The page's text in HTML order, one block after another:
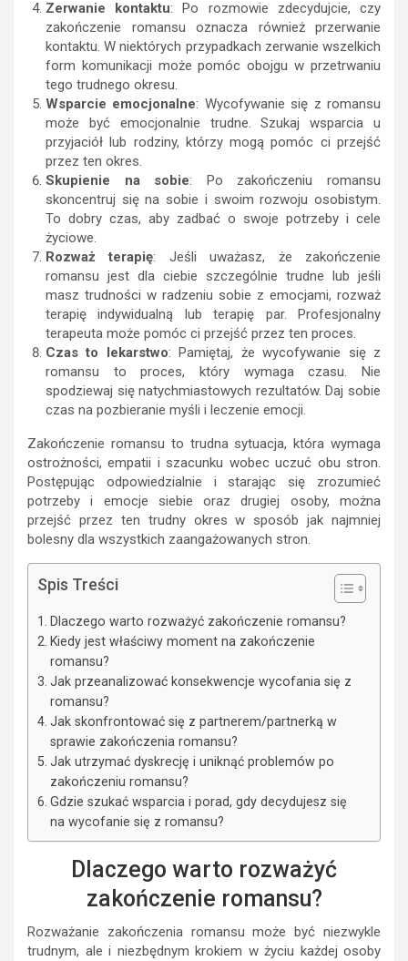
Zerwanie kontaktu: Po rozmowie zdecydujcie, czy
zakończenie romansu oznacza również przerwanie
kontaktu. W niektórych przypadkach zerwanie wszelkich
form komunikacji może pomóc obojgu w przetrwaniu
tego trudnego okresu.
Wsparcie emocjonalne: Wycofywanie się z romansu
może być emocjonalnie trudne. Szukaj wsparcia u
przyjaciół lub rodziny, którzy mogą pomóc ci przejść
przez ten okres.
Skupienie na sobie: Po zakończeniu romansu
skoncentruj się na sobie i swoim rozwoju osobistym.
To dobry czas, aby zadbać o swoje potrzeby i cele
życiowe.
Rozważ terapię: Jeśli uważasz, że zakończenie
romansu jest dla ciebie szczególnie trudne lub jeśli
masz trudności w radzeniu sobie z emocjami, rozważ
terapię indywidualną lub terapię par. Profesjonalny
terapeuta może pomóc ci przejść przez ten proces.
Czas to lekarstwo: Pamiętaj, że wycofywanie się z
romansu to proces, który wymaga czasu. Nie
spodziewaj się natychmiastowych rezultatów. Daj sobie
czas na pozbieranie myśli i leczenie emocji.
Zakończenie romansu to trudna sytuacja, która wymaga
ostrożności, empatii i szacunku wobec uczuć obu stron.
Postępując odpowiedzialnie i starając się zrozumieć
potrzeby i emocje siebie oraz drugiej osoby, można
przejść przez ten trudny okres w sposób jak najmniej
bolesny dla wszystkich zaangażowanych stron.
Spis Treści
Dlaczego warto rozważyć zakończenie romansu?
Kiedy jest właściwy moment na zakończenie
romansu?
Jak przeanalizować konsekwencje wycofania się z
romansu?
Jak skonfrontować się z partnerem/partnerką w
sprawie zakończenia romansu?
Jak utrzymać dyskrecję i uniknąć problemów po
zakończeniu romansu?
Gdzie szukać wsparcia i porad, gdy decydujesz się
na wycofanie się z romansu?
Dlaczego warto rozważyć
zakończenie romansu?
Rozważanie zakończenia romansu może być niezwykle
trudnym, ale i niezbędnym krokiem w życiu każdej osoby